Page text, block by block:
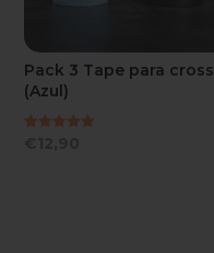
Pack 3 Tape para
(Azul)